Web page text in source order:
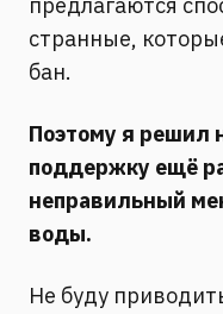
странные,
бан.
Поэтому я решил
поддержку ещё
неправильный
воды.
Не буду